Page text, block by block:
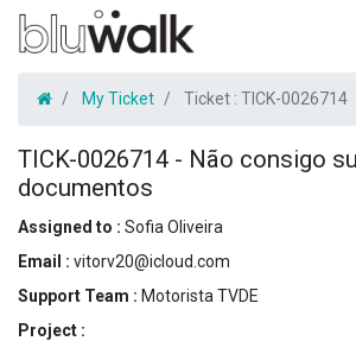
My Ticket Ticket : TICK-0026714
TICK-0026714 - Não consigo
documentos
Assigned to : Sofia Oliveira
Email : vitorv20@icloud.com
Support Team : Motorista TVDE
Project :